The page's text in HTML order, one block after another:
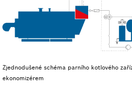
Zjednodušené schéma parního kotlového
ekonomizérem